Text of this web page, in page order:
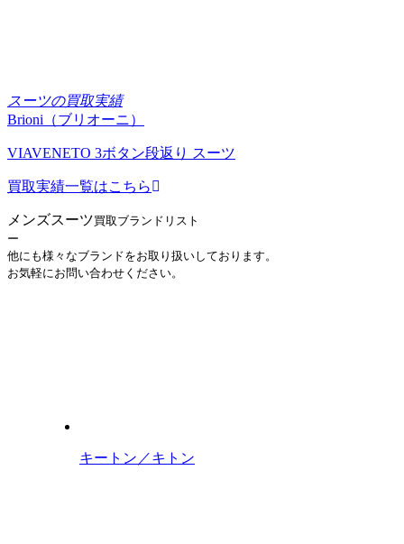
スーツの買取実績
Brioni（ブリオーニ）
VIAVENETO 3ボタン段返り スーツ
買取実績一覧はこちら
メンズスーツ買取ブランドリスト
ー
他にも様々なブランドをお取り扱いしております。
お気軽にお問い合わせください。
キートン／キトン